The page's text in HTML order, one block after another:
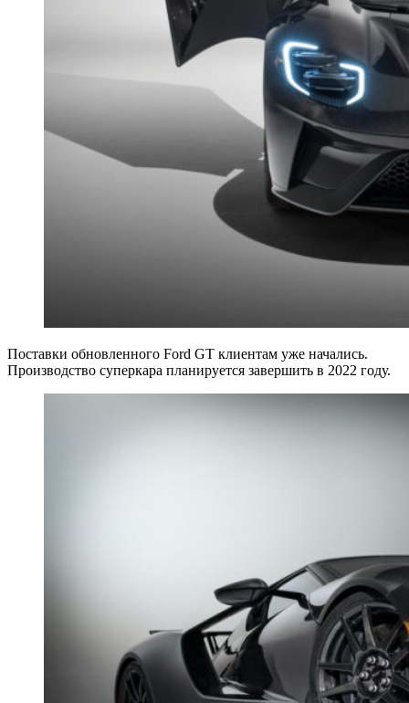
Поставки обновленного Ford GT клиентам уже начались.
Производство суперкара планируется завершить в 2022 году.